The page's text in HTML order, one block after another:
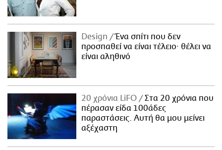
Design
Ένα σπίτι που δεν
προσπαθεί να είναι τέλειο· θέλει να
είναι αληθινό
20 χρόνια LiFO
Στα 20 χρόνια που
πέρασαν είδα 100άδες
παραστάσεις. Αυτή θα μου μείνει
αξέχαστη